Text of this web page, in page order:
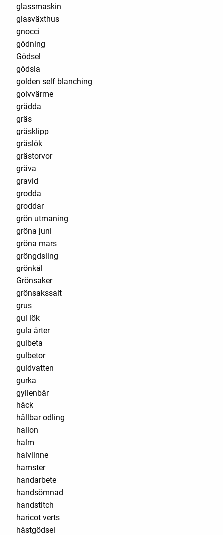
glassmaskin
glasväxthus
gnocci
gödning
Gödsel
gödsla
golden self blanching
golvvärme
grädda
gräs
gräsklipp
gräslök
grästorvor
gräva
gravid
grodda
groddar
grön utmaning
gröna juni
gröna mars
gröngdsling
grönkål
Grönsaker
grönsakssalt
grus
gul lök
gula ärter
gulbeta
gulbetor
guldvatten
gurka
gyllenbär
häck
hållbar odling
hallon
halm
halvlinne
hamster
handarbete
handsömnad
handstitch
haricot verts
hästgödsel